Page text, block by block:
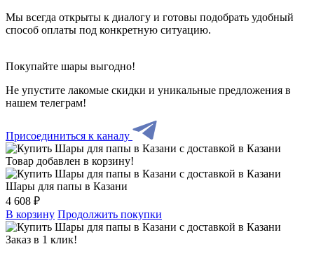
Мы всегда открыты к диалогу и готовы подобрать удобный
способ оплаты под конкретную ситуацию.
Покупайте шары выгодно!
Не упустите лакомые скидки и уникальные предложения в
нашем телеграм!
Присоединиться к каналу
Товар добавлен в корзину!
Шары для папы в Казани
4 608 ₽
В корзину Продолжить покупки
Заказ в 1 клик!